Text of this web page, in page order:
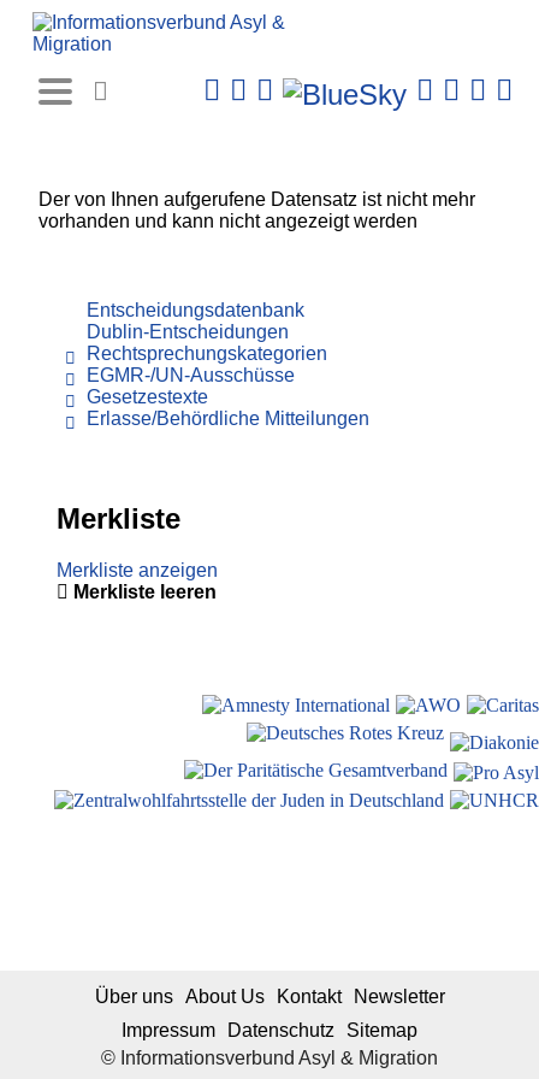
Der von Ihnen aufgerufene Datensatz ist nicht mehr
vorhanden und kann nicht angezeigt werden
Entscheidungsdatenbank
Dublin-Entscheidungen
Rechtsprechungskategorien
EGMR-/UN-Ausschüsse
Gesetzestexte
Erlasse/Behördliche Mitteilungen
Merkliste
Merkliste anzeigen
Merkliste leeren
© Informationsverbund Asyl & Migration
Über uns About Us Kontakt
Newsletter
Impressum
Datenschutz Sitemap